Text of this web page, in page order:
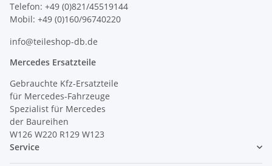
Telefon: +49 (0)821/45519144
Mobil: +49 (0)160/96740220
info@teileshop-db.de
Mercedes Ersatzteile
Gebrauchte Kfz-Ersatzteile
für Mercedes-Fahrzeuge
Spezialist für Mercedes
der Baureihen
W126 W220 R129 W123
Service